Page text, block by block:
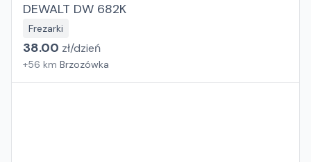
DEWALT DW 682K
Frezarki
38.00 zł/dzień
+56 km Brzozówka